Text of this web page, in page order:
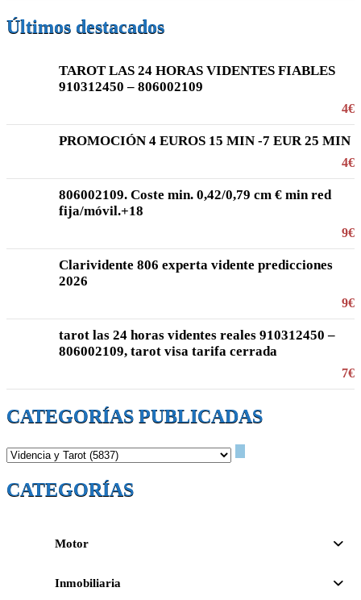
Últimos destacados
TAROT LAS 24 HORAS VIDENTES FIABLES
910312450 – 806002109
4€
PROMOCIÓN 4 EUROS 15 MIN -7 EUR 25 MIN
4€
806002109. Coste min. 0,42/0,79 cm € min red
fija/móvil.+18
9€
Clarividente 806 experta vidente predicciones
2026
9€
tarot las 24 horas videntes reales 910312450 –
806002109, tarot visa tarifa cerrada
7€
CATEGORÍAS PUBLICADAS
CATEGORÍAS
Motor
Inmobiliaria